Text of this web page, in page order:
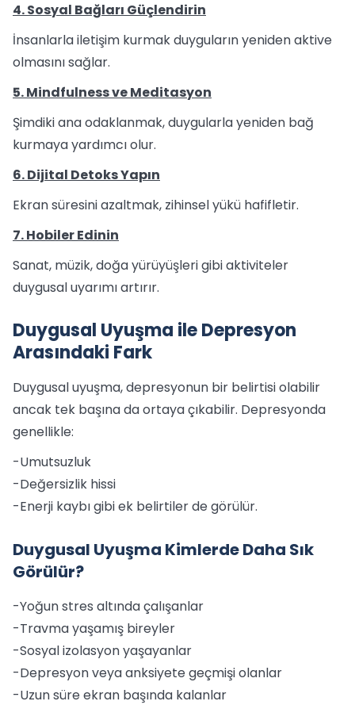
4. Sosyal Bağları Güçlendirin
İnsanlarla iletişim kurmak duyguların yeniden aktive
olmasını sağlar.
5. Mindfulness ve Meditasyon
Şimdiki ana odaklanmak, duygularla yeniden bağ
kurmaya yardımcı olur.
6. Dijital Detoks Yapın
Ekran süresini azaltmak, zihinsel yükü hafifletir.
7. Hobiler Edinin
Sanat, müzik, doğa yürüyüşleri gibi aktiviteler
duygusal uyarımı artırır.
Duygusal Uyuşma ile Depresyon
Arasındaki Fark
Duygusal uyuşma, depresyonun bir belirtisi olabilir
ancak tek başına da ortaya çıkabilir. Depresyonda
genellikle:
-Umutsuzluk
-Değersizlik hissi
-Enerji kaybı gibi ek belirtiler de görülür.
Duygusal Uyuşma Kimlerde Daha Sık
Görülür?
-Yoğun stres altında çalışanlar
-Travma yaşamış bireyler
-Sosyal izolasyon yaşayanlar
-Depresyon veya anksiyete geçmişi olanlar
-Uzun süre ekran başında kalanlar